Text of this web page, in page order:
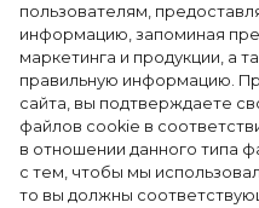
пользователям,
информацию, запоминая
маркетинга и продукции, а
правильную информацию.
сайта, вы подтверждаете
файлов cookie в
в отношении данного типа
с тем, чтобы мы
то вы должны
точкой на карте
где вдохновение
дизайнера